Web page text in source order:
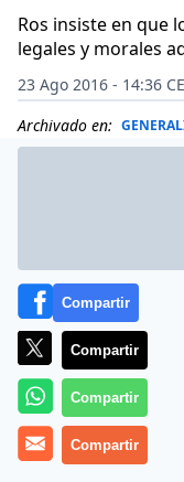
Ros insiste en que
legales y morales
23 Ago 2016 - 14:36
Archivado en:
Compartir
Compartir
Compartir
Compartir